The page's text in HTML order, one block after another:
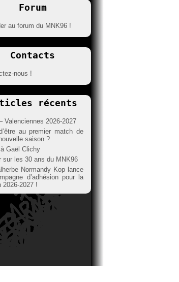
Forum
au forum du MNK96 !
Contacts
nous !
récents
Valenciennes 2026-2027
au premier match de
saison ?
Gaël Clichy
sur les 30 ans du MNK96
Normandy Kop lance
d’adhésion pour la
2026-2027 !